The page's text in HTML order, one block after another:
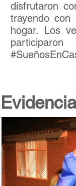
disfrutaron
trayendo con
hogar. Los